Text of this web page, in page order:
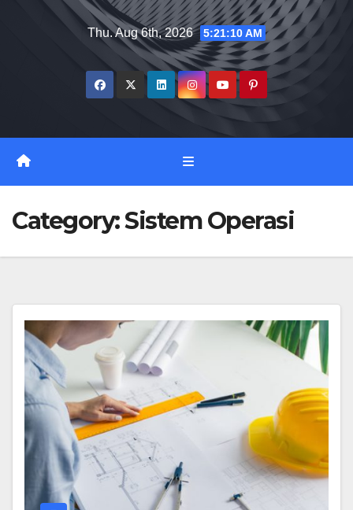
Thu. Aug 6th, 2026 5:21:11 AM
Category:Sistem Operasi